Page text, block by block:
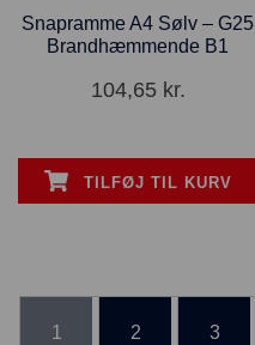
Snapramme A4 Sølv – G25
Brandhæmmende B1
104,65 kr.
TILFØJ TIL KURV
1 2 3